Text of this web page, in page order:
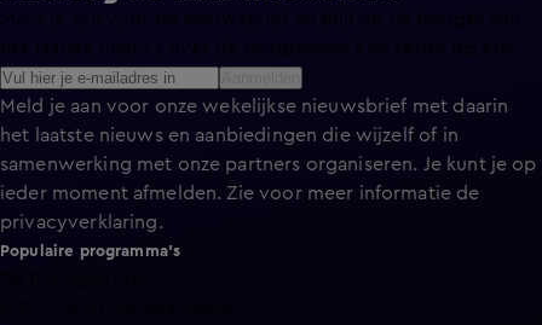
Meld je aan voor onze wekelijkse nieuwsbrief met daarin
het laatste nieuws en aanbiedingen die wijzelf of in
samenwerking met onze partners organiseren. Je kunt je op
ieder moment afmelden. Zie voor meer informatie de
privacyverklaring.
Populaire programma's